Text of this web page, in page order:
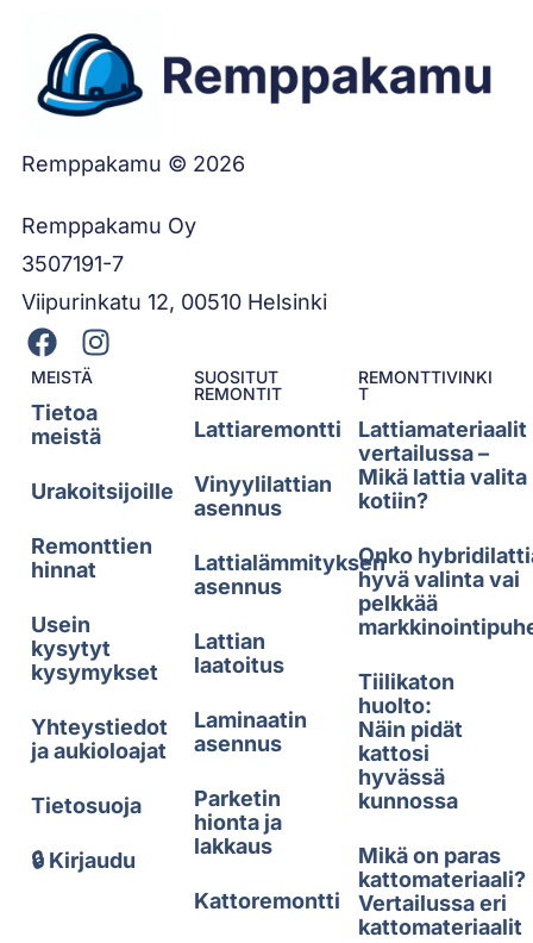
Remppakamu © 2026
Remppakamu Oy
3507191-7
Viipurinkatu 12, 00510 Helsinki
MEISTÄ
Tietoa
meistä
Urakoitsijoille
Remonttien
hinnat
Usein
kysytyt
kysymykset
Yhteystiedot
ja aukioloajat
Tietosuoja
🔒 Kirjaudu
SUOSITUT
REMONTIT
Lattiaremontti
Vinyylilattian
asennus
Lattialämmityksen
asennus
Lattian
laatoitus
Laminaatin
asennus
Parketin
hionta ja
lakkaus
Kattoremontti
REMONTTIVINKI
T
Lattiamateriaalit
vertailussa –
Mikä lattia valita
kotiin?
Onko
hyvä valinta vai
pelkkää
Tiilikaton
huolto:
Näin pidät
kattosi
hyvässä
kunnossa
Mikä on paras
kattomateriaali?
Vertailussa eri
kattomateriaalit